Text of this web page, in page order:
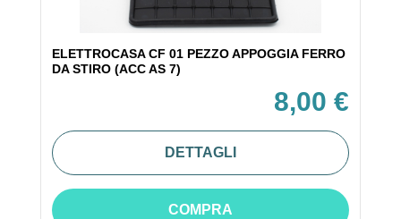
ELETTROCASA CF 01 PEZZO APPOGGIA FERRO
DA STIRO (ACC AS 7)
8,00 €
DETTAGLI
COMPRA